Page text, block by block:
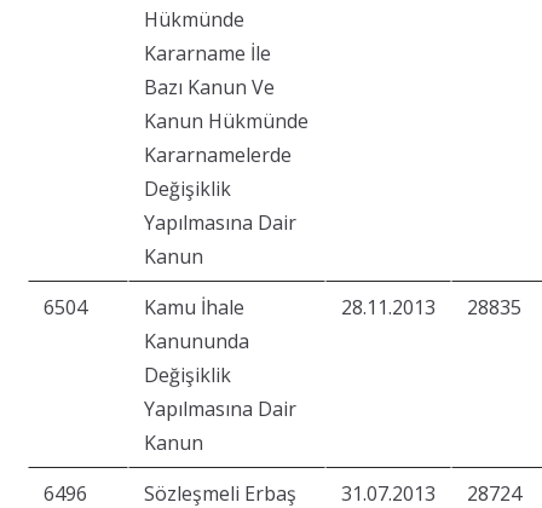
Hükmünde
Kararname İle
Bazı Kanun Ve
Kanun Hükmünde
Kararnamelerde
Değişiklik
Yapılmasına Dair
Kanun
6504
Kamu İhale
Kanununda
Değişiklik
Yapılmasına Dair
Kanun
28.11.2013 28835
6496 Sözleşmeli Erbaş 31.07.2013 28724